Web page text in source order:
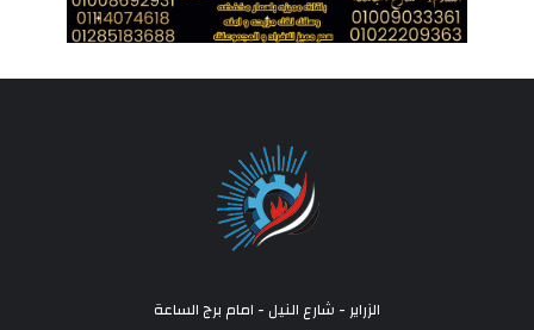
الزراير - شارع النيل - امام برج الساعة